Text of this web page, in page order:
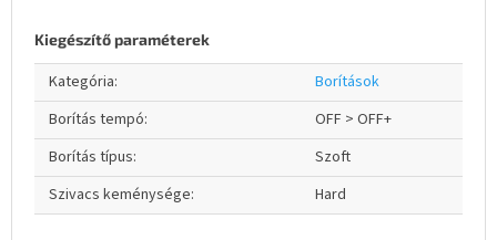
Kiegészítő paraméterek
Kategória:
Borítások
Borítás tempó:
OFF > OFF+
Borítás típus:
Szoft
Szivacs keménysége: Hard